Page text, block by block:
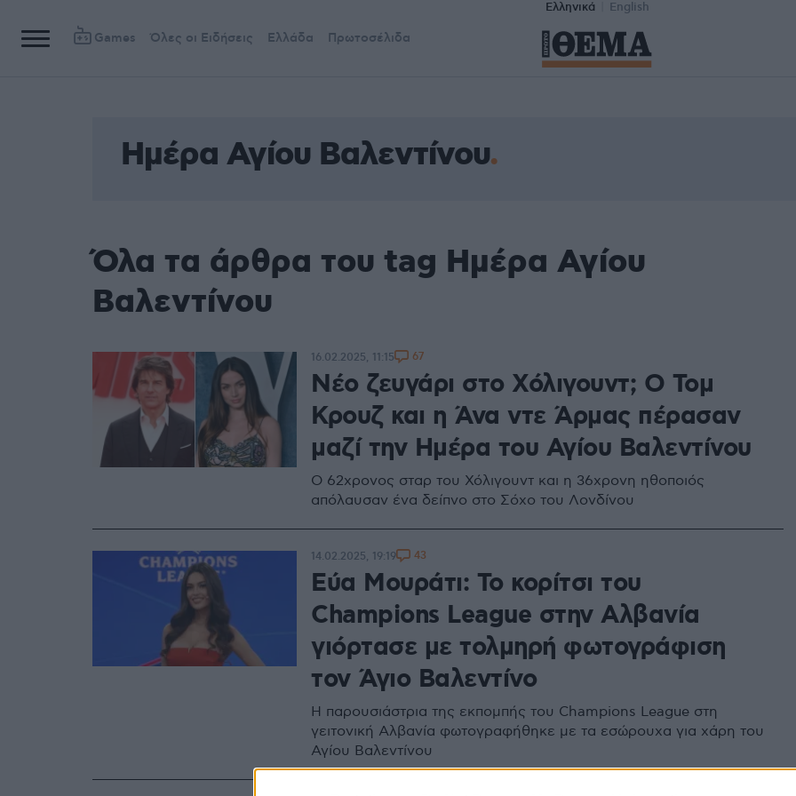
Ελληνικά English
Games Όλες οι Ειδήσεις Ελλάδα Πρωτοσέλιδα
Ημέρα Αγίου Βαλεντίνου
Όλα τα άρθρα του tag Ημέρα Αγίου
Βαλεντίνου
Νέο ζευγάρι στο Χόλιγουντ; Ο Τομ
Κρουζ και η Άνα ντε Άρμας πέρασαν
μαζί την Ημέρα του Αγίου Βαλεντίνου
Ο 62χρονος σταρ του Χόλιγουντ και η 36χρονη ηθοποιός
απόλαυσαν ένα δείπνο στο Σόχο του Λονδίνου
16.02.2025, 11:15 67
Εύα Μουράτι: To κορίτσι του
Champions League στην Αλβανία
γιόρτασε με τολμηρή φωτογράφιση
τον Άγιο Βαλεντίνο
Η παρουσιάστρια της εκπομπής του Champions League στη
γειτονική Αλβανία φωτογραφήθηκε με τα εσώρουχα για χάρη του
Αγίου Βαλεντίνου
14.02.2025, 19:19 43